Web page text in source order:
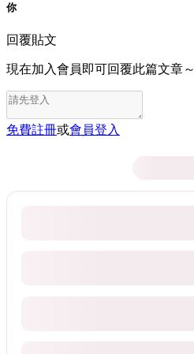
你
回覆貼文
現在加入會員即可回覆此篇文章～
免費註冊或會員登入